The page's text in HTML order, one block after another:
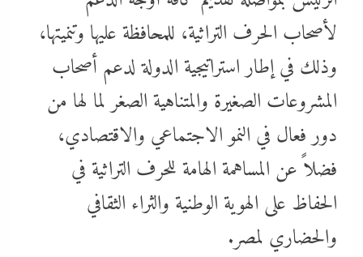
لأصحاب الحرف التراثية، للمحافظة عليها وتنميتها،
وذلك في إطار استراتيجية الدولة لدعم أصحاب
المشروعات الصغيرة والمتناهية الصغر لما لها من
دور فعال في النمو الاجتماعي والاقتصادي،
فضلاً عن المساهمة الهامة للحرف التراثية في
الحفاظ على الهوية الوطنية والثراء الثقافي
والحضاري لمصر.